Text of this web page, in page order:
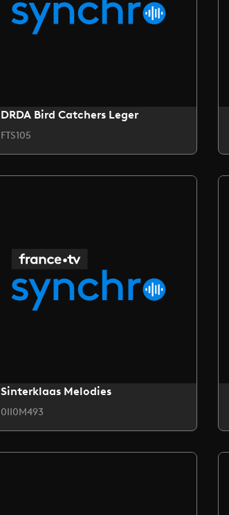
DRDA Bird Catchers Leger
FTS105
Sinterklaas Melodies
0II0M493